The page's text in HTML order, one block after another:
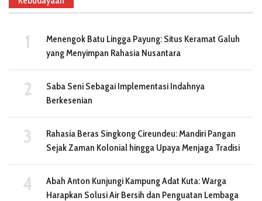
Menengok Batu Lingga Payung: Situs Keramat Galuh
yang Menyimpan Rahasia Nusantara
Saba Seni Sebagai Implementasi Indahnya
Berkesenian
Rahasia Beras Singkong Cireundeu: Mandiri Pangan
Sejak Zaman Kolonial hingga Upaya Menjaga Tradisi
Abah Anton Kunjungi Kampung Adat Kuta: Warga
Harapkan Solusi Air Bersih dan Penguatan Lembaga